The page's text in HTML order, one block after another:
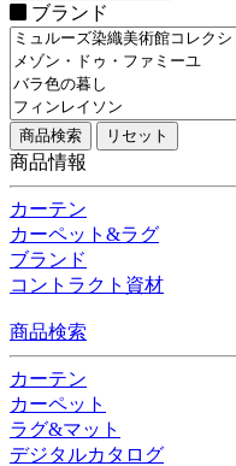
ブランド
商品情報
カーテン
カーペット&ラグ
ブランド
コントラクト資材
商品検索
カーテン
カーペット
ラグ&マット
デジタルカタログ